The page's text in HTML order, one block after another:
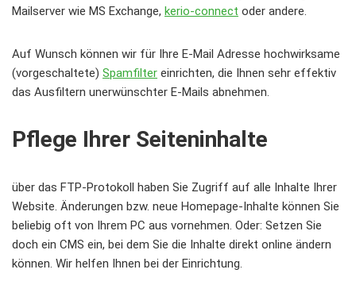
Mailserver wie MS Exchange, kerio-connect oder andere.
Auf Wunsch können wir für Ihre E-Mail Adresse hochwirksame
(vorgeschaltete) Spamfilter einrichten, die Ihnen sehr effektiv
das Ausfiltern unerwünschter E-Mails abnehmen.
Pflege Ihrer Seiteninhalte
über das FTP-Protokoll haben Sie Zugriff auf alle Inhalte Ihrer
Website. Änderungen bzw. neue Homepage-Inhalte können Sie
beliebig oft von Ihrem PC aus vornehmen. Oder: Setzen Sie
doch ein CMS ein, bei dem Sie die Inhalte direkt online ändern
können. Wir helfen Ihnen bei der Einrichtung.